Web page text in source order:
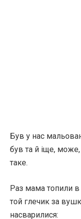
Був у нас
був та й іще,
таке.
Раз мама топили в
той глечик за
насварилися: